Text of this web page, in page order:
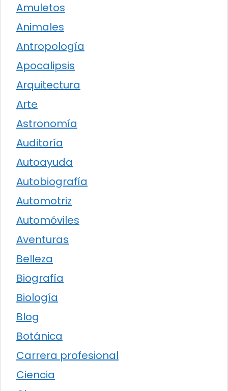
Amuletos
Animales
Antropología
Apocalipsis
Arquitectura
Arte
Astronomía
Auditoría
Autoayuda
Autobiografía
Automotriz
Automóviles
Aventuras
Belleza
Biografía
Biología
Blog
Botánica
Carrera profesional
Ciencia